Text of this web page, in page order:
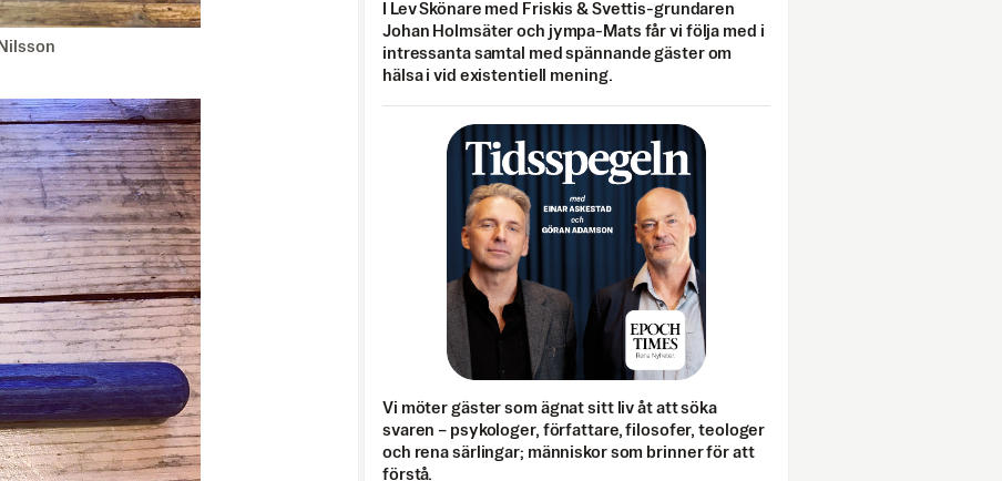
I Lev Skönare med Friskis & Svettis-grundaren
Johan Holmsäter och jympa-Mats får vi följa med i
intressanta samtal med spännande gäster om
hälsa i vid existentiell mening.
Vi möter gäster som ägnat sitt liv åt att söka
svaren – psykologer, författare, filosofer, teologer
och rena särlingar; människor som brinner för att
förstå.